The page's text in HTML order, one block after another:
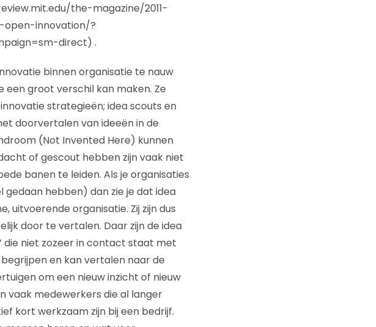
the-magazine/2011-
innovation/?
direct) .
binnen organisatie te nauw
groot verschil kan maken. Ze
strategieën; idea scouts en
doorvertalen van ideeën in de
(Not Invented Here) kunnen
of gescout hebben zijn vaak niet
banen te leiden. Als je organisaties
hebben) dan zie je dat idea
uitvoerende organisatie. Zij zijn dus
door te vertalen. Daar zijn de idea
die niet zozeer in contact staat met
en kan vertalen naar de
om een nieuw inzicht of nieuw
vaak medewerkers die al langer
kort werkzaam zijn bij een bedrijf.